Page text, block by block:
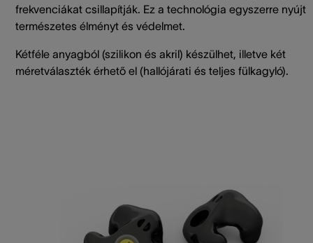
frekvenciákat csillapítják. Ez a technológia egyszerre nyújt
természetes élményt és védelmet.
Kétféle anyagból (szilikon és akril) készülhet, illetve két
méretválaszték érhető el (hallójárati és teljes fülkagyló).